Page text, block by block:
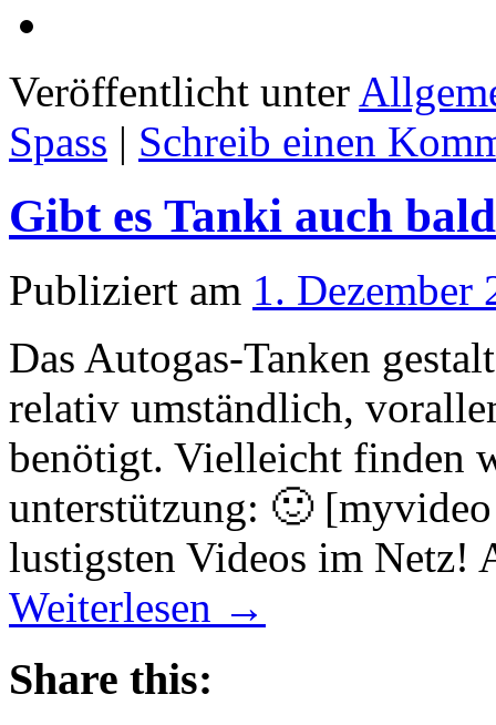
Veröffentlicht unter
Spass | Schreib einen
Gibt es Tanki auch
Publiziert am 1. Dezember
Das Autogas-Tanken
relativ umständlich,
benötigt. Vielleicht finden
unterstützung: 🙂
lustigsten Videos im Netz!
Weiterlesen →
Share this: